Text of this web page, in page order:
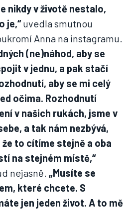
nikdy v životě nestalo,
je,“uvedla smutnou
Anna na instagramu.
(ne)náhod, aby se
v jednu, a pak stačí
aby se mi celý
očima. Rozhodnutí
v našich rukách, jsme v
a tak nám nezbývá,
to cítíme stejně a oba
na stejném místě,“
nejasně. „Musíte se
které chcete. S
jen jeden život. A to mě